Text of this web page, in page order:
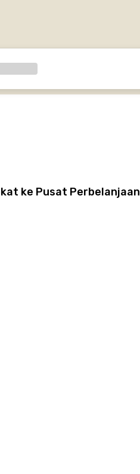
ke Pusat Perbelanjaan